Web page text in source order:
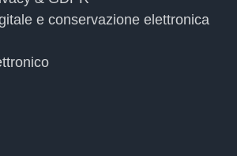
e conservazione elettronica